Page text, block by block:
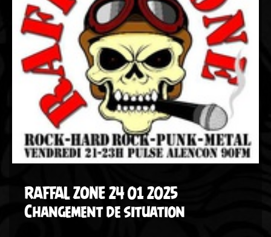
RAFFAL ZONE 24 01 2025
Changement de situation